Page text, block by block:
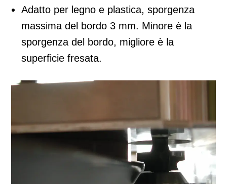
Adatto per legno e plastica, sporgenza
massima del bordo 3 mm. Minore è la
sporgenza del bordo, migliore è la
superficie fresata.